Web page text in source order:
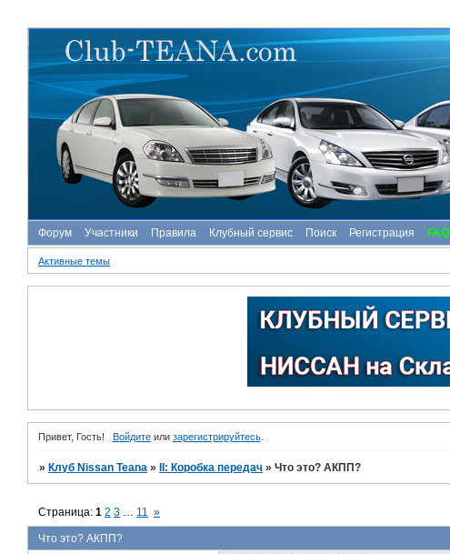
Форум Участники Правила Клубный сервис Поиск Регистрация FAQ
Активные темы
Привет, Гость! Войдитеили зарегистрируйтесь.
» Клуб Nissan Teana » II: Коробка передач »Что это? АКПП?
Что это? АКПП?
Страница:1 2 3 11 »